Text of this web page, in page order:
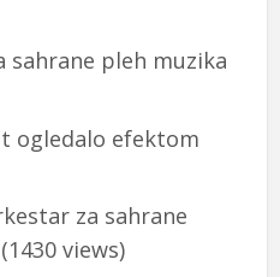
sahrane pleh muzika
ogledalo efektom
za sahrane
(1430 views)